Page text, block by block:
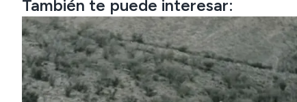
También te puede interesar: